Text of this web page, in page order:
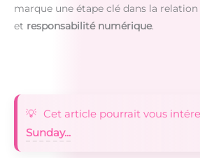
marque une étape clé dans la
et responsabilité numérique.
Cet article pourrait vous
Sunday...